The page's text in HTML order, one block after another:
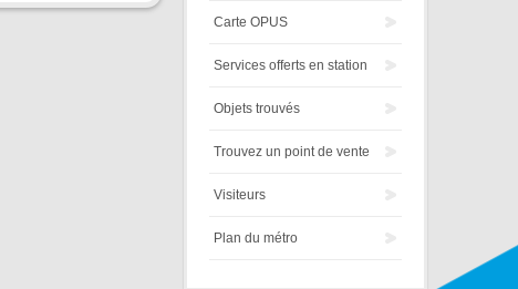
Carte OPUS
Services offerts en station
Objets trouvés
Trouvez un point de vente
Visiteurs
Plan du métro